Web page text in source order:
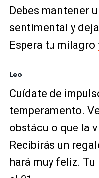
Debes mantener
sentimental y
Espera tu milagro
Leo
Cuídate de
temperamento.
obstáculo que la
Recibirás un
hará muy feliz.